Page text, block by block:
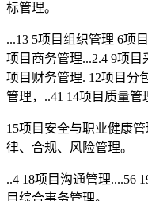
标管理。
...13 5项目组织管理 6项
项目商务管理...2.4 9项目
项目财务管理. 12项目分
管理，..41 14项目质量管
15项目安全与职业健康
律、合规、风险管理。
..4 18项目沟通管理....56